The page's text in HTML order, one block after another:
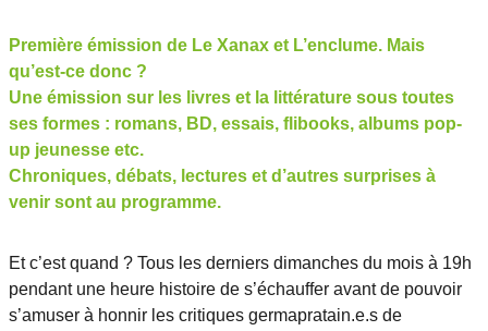
Première émission de Le Xanax et L’enclume. Mais
qu’est-ce donc ?
Une émission sur les livres et la littérature sous toutes
ses formes : romans, BD, essais, flibooks, albums pop-
up jeunesse etc.
Chroniques, débats, lectures et d’autres surprises à
venir sont au programme.
Et c’est quand ? Tous les derniers dimanches du mois à 19h
pendant une heure histoire de s’échauffer avant de pouvoir
s’amuser à honnir les critiques germapratain.e.s de